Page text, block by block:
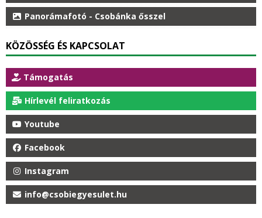
Panorámafotó - Csobánka ősszel
KÖZÖSSÉG ÉS KAPCSOLAT
Támogatás
Hírlevél feliratkozás
Youtube
Facebook
Instagram
info@csobiegyesulet.hu